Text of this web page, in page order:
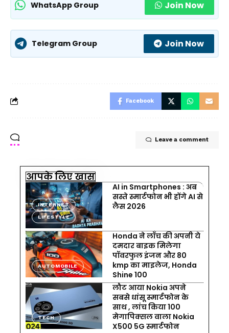
WhatsApp Group Join Now
Telegram Group Join Now
Facebook
Leave a comment
आपके लिए खास
INTERNET
LIFESTYLE
AI in Smartphones : अब
सस्ते स्मार्टफोन भी होंगे AI से
लैस 2026
AUTOMOBILE
Honda ने लॉंच की अपनी ये
दमदार बाइक मिलेगा
पॉवरफुल इंजन और 80
kmp का माइलेज, Honda
Shine 100
TECH
लौट आया Nokia अपने
सबसे धांसू स्मार्टफोन के
साथ , लांच किया 100
मेगापिक्सल वाला Nokia
X500 5G स्मार्टफोन